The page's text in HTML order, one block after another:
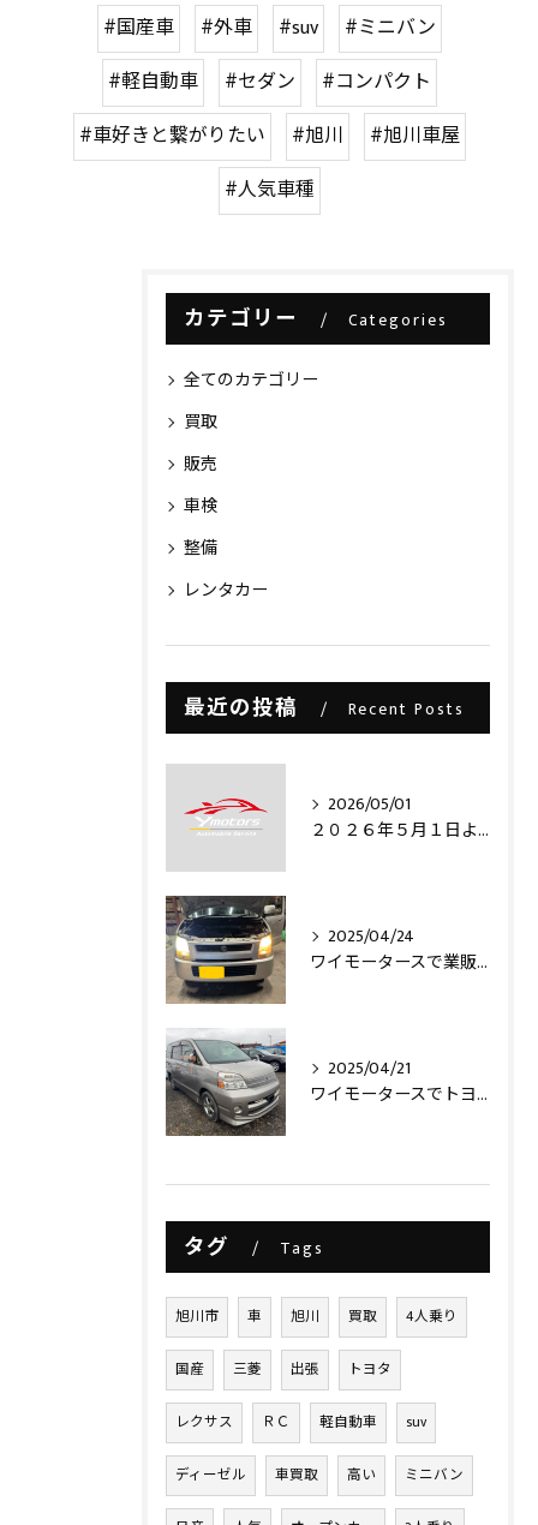
#国産車
#外車 #suv
#ミニバン
#軽自動車
#セダン
#コンパクト
#車好きと繋がりたい
#旭川
#旭川車屋
#人気車種
カテゴリー Categories
全てのカテゴリー
買取
販売
車検
整備
レンタカー
最近の投稿 Recent Posts
2026/05/01
２０２６年５月１日より・・・
2025/04/24
ワイモータースで業販仕入れ出来ますライトコレクション信玄のLEDヘッドライトバルブを取り付け致しました‼️
2025/04/21
ワイモータースでトヨタヴォクシー買取させて頂きました‼️
タグ Tags
旭川市 車 旭川 買取 4人乗り
国産 三菱 出張 トヨタ
レクサス ＲＣ 軽自動車 suv
ディーゼル 車買取 高い ミニバン